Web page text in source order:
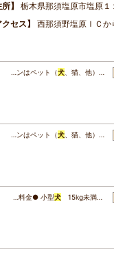
所
栃木県那須塩原市塩原１
クセス
西那須野塩原ＩＣ
…ンはペット（犬 、猫、他）…
…ンはペット（犬 、猫、他）…
…料金● 小型犬 15kg未満…